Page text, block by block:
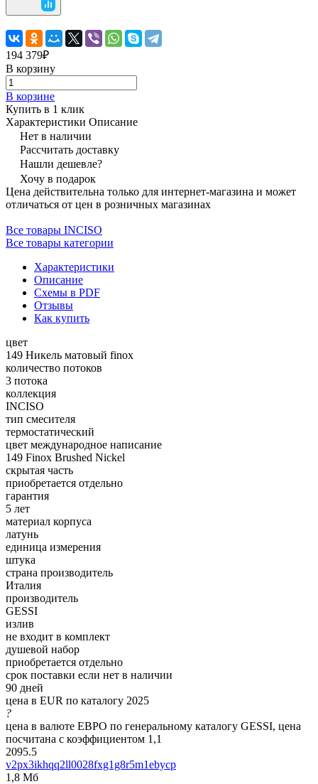
194 379₽
В корзину
В корзине
Купить в 1 клик
Характеристики Описание
Нет в наличии
Рассчитать доставку
Нашли дешевле?
Хочу в подарок
Цена действительна только для интернет-магазина и может
отличаться от цен в розничных магазинах
Все товары INCISO
Все товары категории
Характеристики
Описание
Схемы в PDF
Отзывы
Как купить
цвет
149 Никель матовый finox
количество потоков
3 потока
коллекция
INCISO
тип смесителя
термостатический
цвет международное написание
149 Finox Brushed Nickel
скрытая часть
приобретается отдельно
гарантия
5 лет
материал корпуса
латунь
единица измерения
штука
страна производитель
Италия
производитель
GESSI
излив
не входит в комплект
душевой набор
приобретается отдельно
срок поставки если нет в наличии
90 дней
цена в EUR по каталогу 2025
?
цена в валюте ЕВРО по генеральному каталогу GESSI, цена
посчитана с коэффициентом 1,1
2095.5
v2px3ikhqq2ll0028fxg1g8r5m1ebycp
1,8 Мб